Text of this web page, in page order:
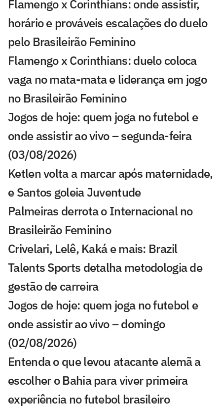
Flamengo x Corinthians: onde assistir,
horário e prováveis escalações do duelo
pelo Brasileirão Feminino
Flamengo x Corinthians: duelo coloca
vaga no mata-mata e liderança em jogo
no Brasileirão Feminino
Jogos de hoje: quem joga no futebol e
onde assistir ao vivo – segunda-feira
(03/08/2026)
Ketlen volta a marcar após maternidade,
e Santos goleia Juventude
Palmeiras derrota o Internacional no
Brasileirão Feminino
Crivelari, Lelê, Kaká e mais: Brazil
Talents Sports detalha metodologia de
gestão de carreira
Jogos de hoje: quem joga no futebol e
onde assistir ao vivo – domingo
(02/08/2026)
Entenda o que levou atacante alemã a
escolher o Bahia para viver primeira
experiência no futebol brasileiro